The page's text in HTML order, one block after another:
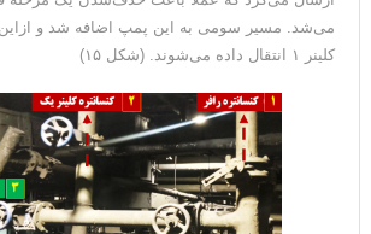
می‌شد. مسیر سومی به این پمپ اضافه شد و
کلینر ۱ انتقال داده می‌شوند. (شکل ۱۵)